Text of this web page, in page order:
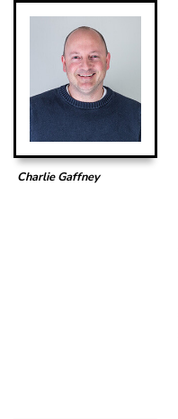
Charlie Gaffney